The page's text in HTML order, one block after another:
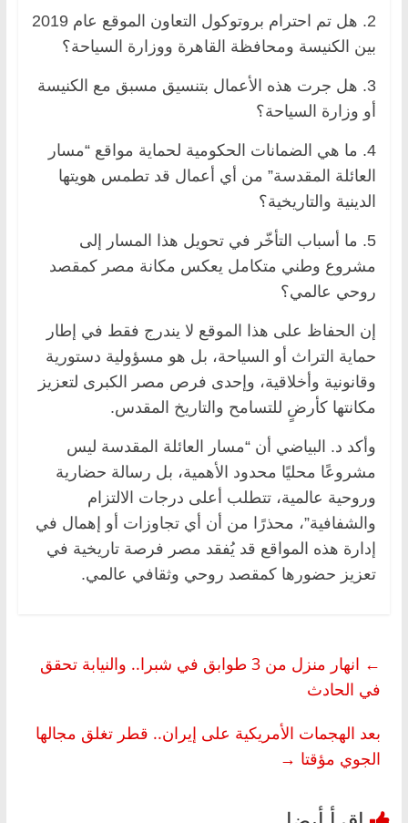
2. هل تم احترام بروتوكول التعاون الموقع عام 2019
بين الكنيسة ومحافظة القاهرة ووزارة السياحة؟
3. هل جرت هذه الأعمال بتنسيق مسبق مع الكنيسة
أو وزارة السياحة؟
4. ما هي الضمانات الحكومية لحماية مواقع “مسار
العائلة المقدسة” من أي أعمال قد تطمس هويتها
الدينية والتاريخية؟
5. ما أسباب التأخّر في تحويل هذا المسار إلى
مشروع وطني متكامل يعكس مكانة مصر كمقصد
روحي عالمي؟
إن الحفاظ على هذا الموقع لا يندرج فقط في إطار
حماية التراث أو السياحة، بل هو مسؤولية دستورية
وقانونية وأخلاقية، وإحدى فرص مصر الكبرى لتعزيز
مكانتها كأرضٍ للتسامح والتاريخ المقدس.
وأكد د. البياضي أن “مسار العائلة المقدسة ليس
مشروعًا محليًا محدود الأهمية، بل رسالة حضارية
وروحية عالمية، تتطلب أعلى درجات الالتزام
والشفافية”، محذرًا من أن أي تجاوزات أو إهمال في
إدارة هذه المواقع قد يُفقد مصر فرصة تاريخية في
تعزيز حضورها كمقصد روحي وثقافي عالمي.
←
انهار منزل من 3 طوابق في شبرا.. والنيابة تحقق
في الحادث
بعد الهجمات الأمريكية على إيران.. قطر تغلق مجالها
الجوي مؤقتا →